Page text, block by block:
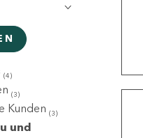
(4)
(3)
Kunden (3)
und